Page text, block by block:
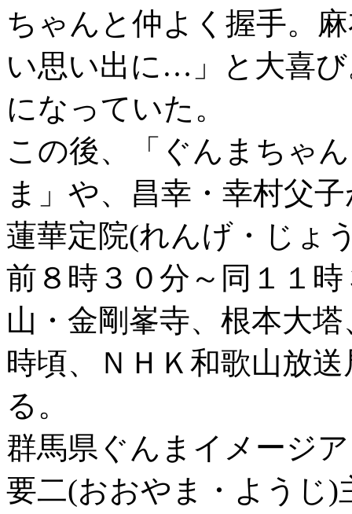
ちゃんと仲よく握手。
い思い出に…」と大喜
になっていた。
この後、「ぐんまちゃ
ま」や、昌幸・幸村父
蓮華定院(れんげ・じょ
前８時３０分～同１１
山・金剛峯寺、根本大
時頃、ＮＨＫ和歌山放
る。
群馬県ぐんまイメージ
要二(おおやま・ようじ